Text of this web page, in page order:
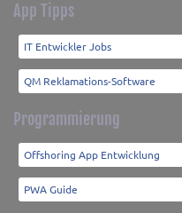
App Tipps
IT Entwickler Jobs
QM Reklamations-Software
Programmierung
Offshoring App Entwicklung
PWA Guide